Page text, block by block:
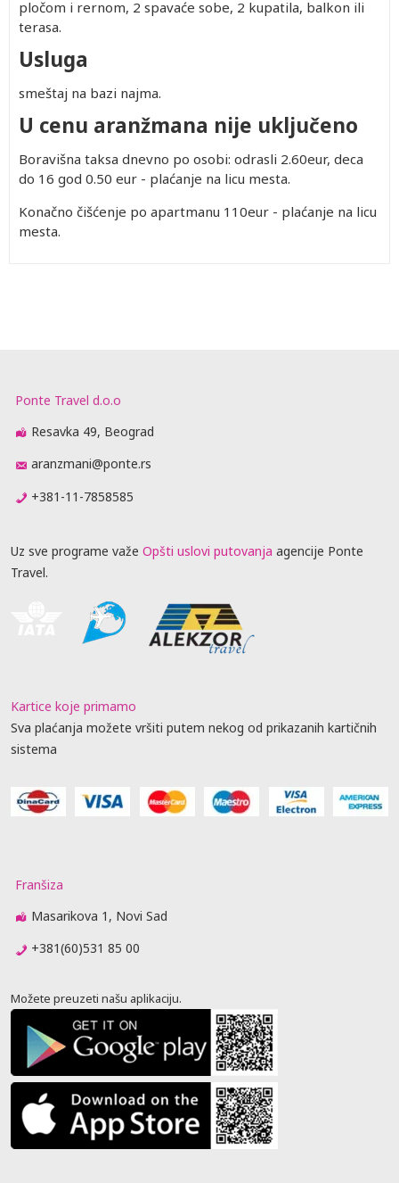
pločom i rernom, 2 spavaće sobe, 2 kupatila, balkon ili
terasa.
Usluga
smeštaj na bazi najma.
U cenu aranžmana nije uključeno
Boravišna taksa dnevno po osobi: odrasli 2.60eur, deca
do 16 god 0.50 eur - plaćanje na licu mesta.
Konačno čišćenje po apartmanu 110eur - plaćanje na licu
mesta.
Ponte Travel d.o.o
Resavka 49, Beograd
aranzmani@ponte.rs
+381-11-7858585
Uz sve programe važe Opšti uslovi putovanja agencije Ponte
Travel.
Kartice koje primamo
Sva plaćanja možete vršiti putem nekog od prikazanih kartičnih
sistema
Franšiza
Masarikova 1, Novi Sad
+381(60)531 85 00
Možete preuzeti našu aplikaciju.